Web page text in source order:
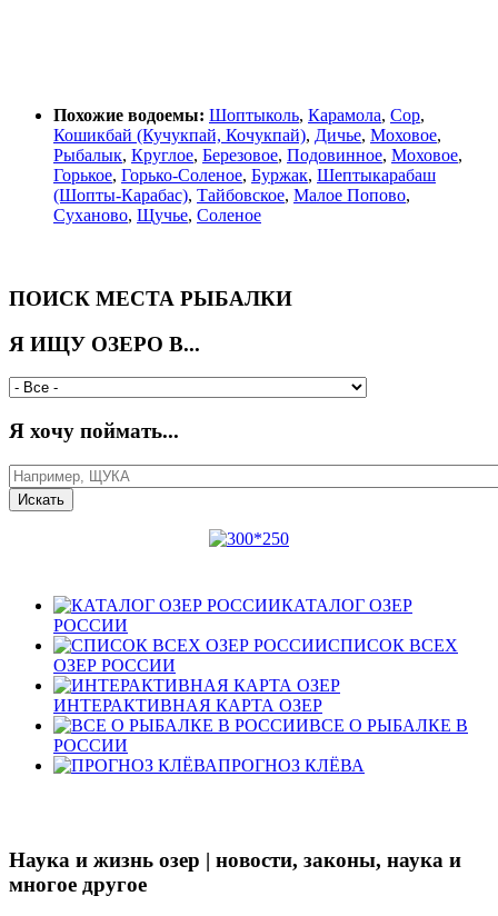
Похожие водоемы: Шоптыколь, Карамола, Сор,
Кошикбай (Кучукпай, Кочукпай), Дичье, Моховое,
Рыбалык, Круглое, Березовое, Подовинное, Моховое,
Горькое, Горько-Соленое, Буржак, Шептыкарабаш
(Шопты-Карабас), Тайбовское, Малое Попово,
Суханово, Щучье, Соленое
ПОИСК МЕСТА РЫБАЛКИ
Я ИЩУ ОЗЕРО В...
Я хочу поймать...
КАТАЛОГ ОЗЕР
РОССИИ
СПИСОК ВСЕХ
ОЗЕР РОССИИ
ИНТЕРАКТИВНАЯ КАРТА ОЗЕР
ВСЕ О РЫБАЛКЕ В
РОССИИ
ПРОГНОЗ КЛЁВА
Наука и жизнь озер | новости, законы, наука и
многое другое